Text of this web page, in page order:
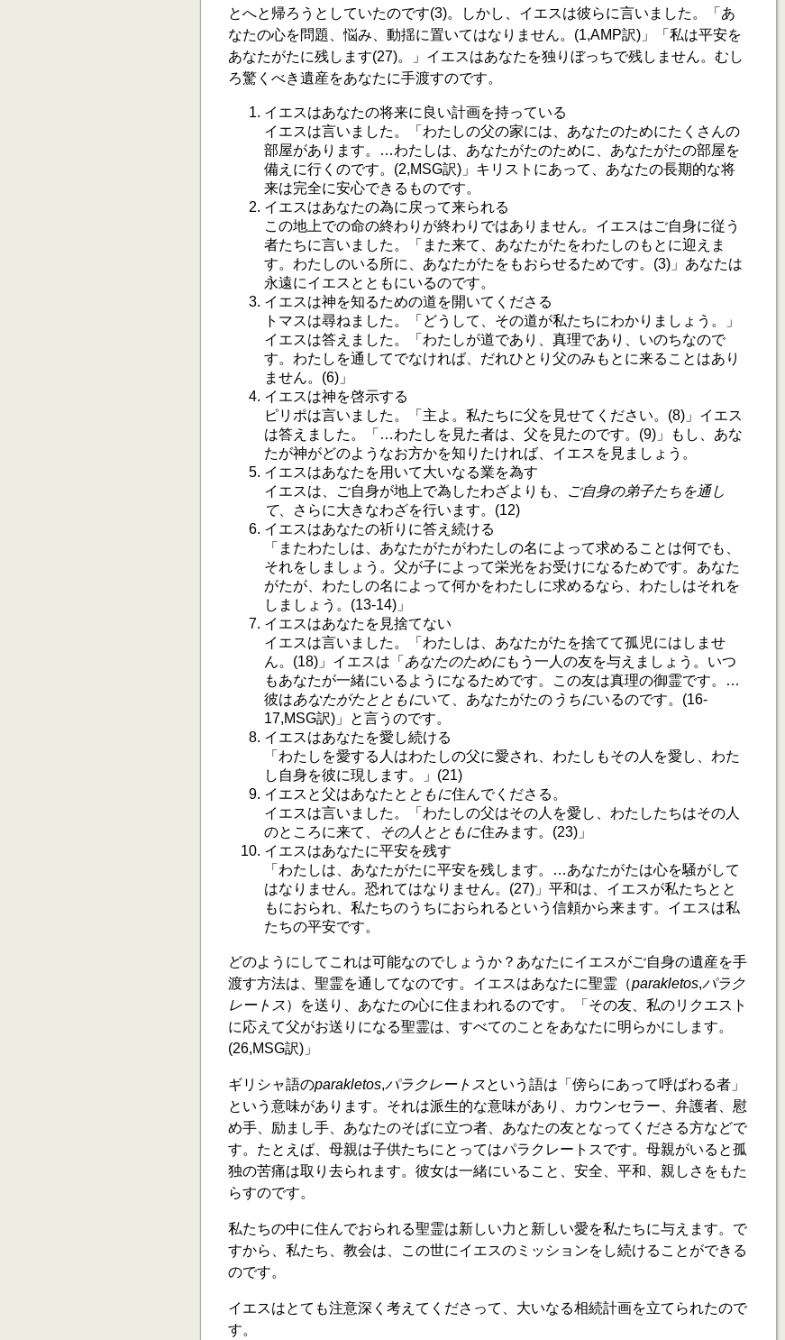
とへと帰ろうとしていたのです(3)。しかし、イエスは彼らに言いました。「あ
なたの心を問題、悩み、動揺に置いてはなりません。(1,AMP訳)」「私は平安を
あなたがたに残します(27)。」イエスはあなたを独りぼっちで残しません。むし
ろ驚くべき遺産をあなたに手渡すのです。
イエスはあなたの将来に良い計画を持っている
イエスは言いました。「わたしの父の家には、あなたのためにたくさんの
部屋があります。…わたしは、あなたがたのために、あなたがたの部屋を
備えに行くのです。(2,MSG訳)」キリストにあって、あなたの長期的な将
来は完全に安心できるものです。
イエスはあなたの為に戻って来られる
この地上での命の終わりが終わりではありません。イエスはご自身に従う
者たちに言いました。「また来て、あなたがたをわたしのもとに迎えま
す。わたしのいる所に、あなたがたをもおらせるためです。(3)」あなたは
永遠にイエスとともにいるのです。
イエスは神を知るための道を開いてくださる
トマスは尋ねました。「どうして、その道が私たちにわかりましょう。」
イエスは答えました。「わたしが道であり、真理であり、いのちなので
す。わたしを通してでなければ、だれひとり父のみもとに来ることはあり
ません。(6)」
イエスは神を啓示する
ピリポは言いました。「主よ。私たちに父を見せてください。(8)」イエス
は答えました。「…わたしを見た者は、父を見たのです。(9)」もし、あな
たが神がどのようなお方かを知りたければ、イエスを見ましょう。
イエスはあなたを用いて大いなる業を為す
イエスは、ご自身が地上で為したわざよりも、
ご自身の弟子たちを通し
て、さらに大きなわざを行います。(12)
イエスはあなたの祈りに答え続ける
「またわたしは、あなたがたがわたしの名によって求めることは何でも、
それをしましょう。父が子によって栄光をお受けになるためです。あなた
がたが、わたしの名によって何かをわたしに求めるなら、わたしはそれを
しましょう。(13-14)」
イエスはあなたを見捨てない
イエスは言いました。「わたしは、あなたがたを捨てて孤児にはしませ
ん。(18)」イエスは「 あなたのためにもう一人の友を与えましょう。いつ
もあなたが一緒にいるようになるためです。この友は真理の御霊です。…
彼はあなたがたとともにいて、あなたがたの うちにいるのです。(16-
17,MSG訳)」と言うのです。
イエスはあなたを愛し続ける
「わたしを愛する人はわたしの父に愛され、わたしもその人を愛し、わた
し自身を彼に現します。」(21)
イエスと父はあなたと ともに住んでくださる。
イエスは言いました。「わたしの父はその人を愛し、わたしたちはその人
のところに来て、
その人とともに住みます。(23)」
イエスはあなたに平安を残す
「わたしは、あなたがたに平安を残します。…あなたがたは心を騒がして
はなりません。恐れてはなりません。(27)」平和は、イエスが私たちとと
もにおられ、私たちのうちにおられるという信頼から来ます。イエスは私
たちの平安です。
どのようにしてこれは可能なのでしょうか？あなたにイエスがご自身の遺産を手
渡す方法は、聖霊を通してなのです。イエスはあなたに聖霊（parakletos,パラク
レートス）を送り、あなたの心に住まわれるのです。「その友、私のリクエスト
に応えて父がお送りになる聖霊は、すべてのことをあなたに明らかにします。
(26,MSG訳)」
ギリシャ語のparakletos,パラクレートスという語は「傍らにあって呼ばわる者」
という意味があります。それは派生的な意味があり、カウンセラー、弁護者、慰
め手、励まし手、あなたのそばに立つ者、あなたの友となってくださる方などで
す。たとえば、母親は子供たちにとってはパラクレートスです。母親がいると孤
独の苦痛は取り去られます。彼女は一緒にいること、安全、平和、親しさをもた
らすのです。
私たちの中に住んでおられる聖霊は新しい力と新しい愛を私たちに与えます。で
すから、私たち、教会は、この世にイエスのミッションをし続けることができる
のです。
イエスはとても注意深く考えてくださって、大いなる相続計画を立てられたので
す。